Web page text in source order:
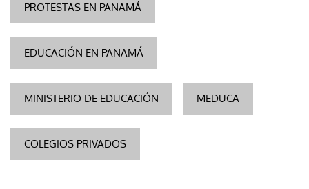
PROTESTAS EN PANAMÁ
EDUCACIÓN EN PANAMÁ
MINISTERIO DE EDUCACIÓN MEDUCA
COLEGIOS PRIVADOS